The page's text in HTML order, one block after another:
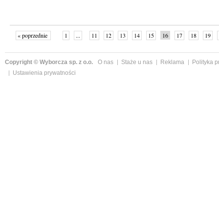
« poprzednie 1 ... 11 12 13 14 15 16 17 18 19
Copyright © Wyborcza sp. z o.o. O nas Staże u nas Reklama
Polityka
Ustawienia prywatności